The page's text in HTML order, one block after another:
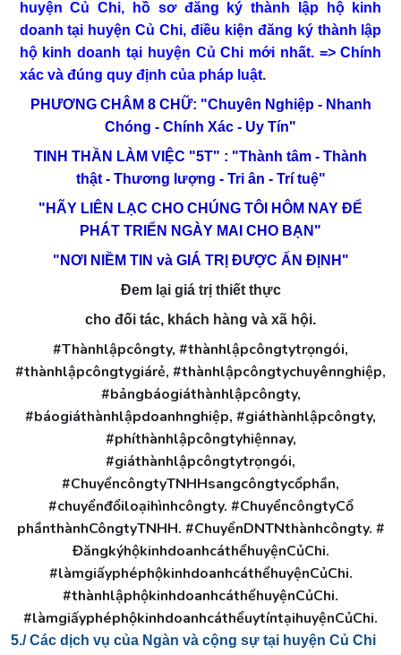
huyện Củ Chi, hồ sơ đăng ký thành lập hộ kinh
doanh tại huyện Củ Chi, điều kiện đăng ký thành lập
hộ kinh doanh tại huyện Củ Chi mới nhất.=> Chính
xác và đúng quy định của pháp luật.
PHƯƠNG CHÂM 8 CHỮ: "Chuyên Nghiệp - Nhanh
Chóng - Chính Xác - Uy Tín"
TINH THẦN LÀM VIỆC "5T" : "Thành tâm - Thành
thật - Thương lượng - Tri ân - Trí tuệ"
"HÃY LIÊN LẠC CHO CHÚNG TÔI HÔM NAY ĐỂ
PHÁT TRIỂN NGÀY MAI CHO BẠN"
"NƠI NIỀM TIN và GIÁ TRỊ ĐƯỢC ẤN ĐỊNH"
Đem lại giá trị thiết thực
cho đối tác, khách hàng và xã hội.
#Thànhlậpcôngty, #thànhlậpcôngtytrọngói,
#thànhlậpcôngtygiárẻ, #thànhlậpcôngtychuyênnghiệp,
#bảngbáogiáthànhlậpcôngty,
#báogiáthànhlậpdoanhnghiệp, #giáthànhlậpcôngty,
#phíthànhlậpcôngtyhiệnnay,
#giáthànhlậpcôngtytrọngói,
#ChuyểncôngtyTNHHsangcôngtycổphần,
#chuyểnđổiloạihìnhcôngty. #ChuyểncôngtyCổ
phầnthànhCôngtyTNHH. #ChuyểnDNTNthànhcôngty. #
ĐăngkýhộkinhdoanhcáthểhuyệnCủChi.
#làmgiấyphéphộkinhdoanhcáthểhuyệnCủChi.
#thànhlậphộkinhdoanhcáthểhuyệnCủChi.
#làmgiấyphéphộkinhdoanhcáthểuytíntạihuyệnCủChi.
5./ Các dịch vụ của Ngàn và cộng sự tại huyện Củ Chi